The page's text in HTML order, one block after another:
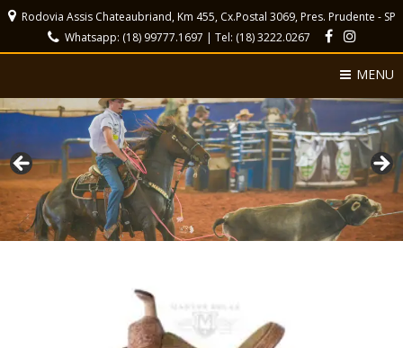
Rodovia Assis Chateaubriand, Km 455, Cx.Postal 3069, Pres. Prudente - SP
Whatsapp: (18) 99777.1697 | Tel: (18) 3222.0267
MENU